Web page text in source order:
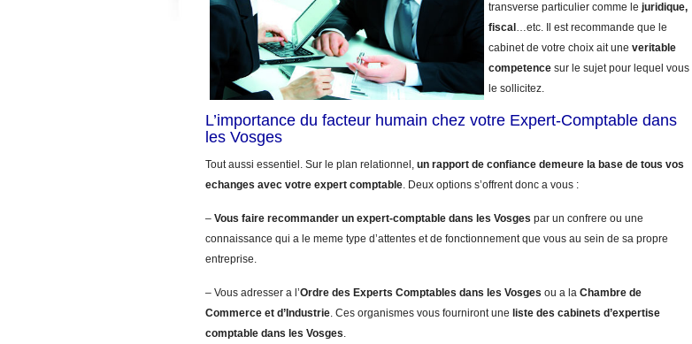
transverse particulier comme le juridique,
fiscal …etc. Il est recommande que le
cabinet de votre choix ait une veritable
competence sur le sujet pour lequel vous
le sollicitez.
L’importance du facteur humain chez votre Expert-Comptable dans
les Vosges
Tout aussi essentiel. Sur le plan relationnel, un rapport de confiance demeure la base de tous vos
echanges avec votre expert comptable. Deux options s’offrent donc a vous :
– Vous faire recommander un expert-comptable dans les Vosges par un confrere ou une
connaissance qui a le meme type d’attentes et de fonctionnement que vous au sein de sa propre
entreprise.
– Vous adresser a l’Ordre des Experts Comptables dans les Vosges ou a la Chambre de
Commerce et d’Industrie. Ces organismes vous fourniront une liste des cabinets d’expertise
comptable dans les Vosges.